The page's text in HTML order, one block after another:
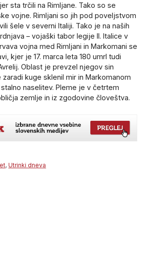
sta trčili na Rimljane. Tako so se
vojne. Rimljani so jih pod poveljstvom
šele v severni Italiji. Tako je na naših
– vojaški tabor legije II. Italice v
vojna med Rimljani in Markomani se
kjer je 17. marca leta 180 umrl tudi
Oblast je prevzel njegov sin
kuge sklenil mir in Markomanom
naselitev. Pleme je v četrtem
zemlje in iz zgodovine človeštva.
,Utrinki dneva